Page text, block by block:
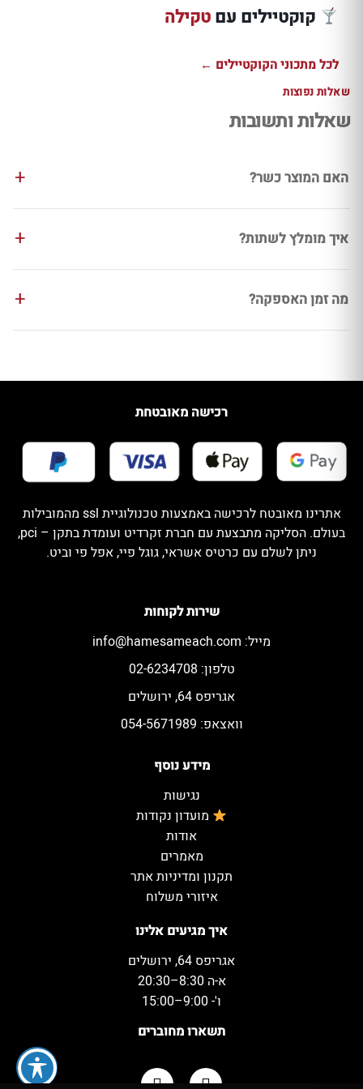
קוקטיילים עםטקילה למתכון ← למתכון ←
לכל מתכוני הקוקטיילים ←
שאלות נפוצות
שאלות ותשובות
האם המוצר כשר?
איך מומלץ לשתות?
מה זמן האספקה?
איך מגיעים אלינו
אגריפס 64, ירושלים
א-ה 8:30–20:30
ו'- 9:00–15:00
תשארו מחוברים
מידע נוסף
נגישות
מועדון נקודות
אודות
מאמרים
תקנון ומדיניות אתר
איזורי משלוח
שירות לקוחות
מייל: info@hamesameach.com
טלפון: 02-6234708
אגריפס 64, ירושלים
וואצאפ: 054-5671989
רכישה מאובטחת
אתרינו מאובטח לרכישה באמצעות טכנולוגיית ssl מהמובילות
בעולם. הסליקה מתבצעת עם חברת זקרדיט ועומדת בתקן – pci,
ניתן לשלם עם כרטיס אשראי, גוגל פיי, אפל פי וביט.